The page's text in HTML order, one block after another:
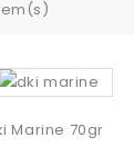
Marine 70gr